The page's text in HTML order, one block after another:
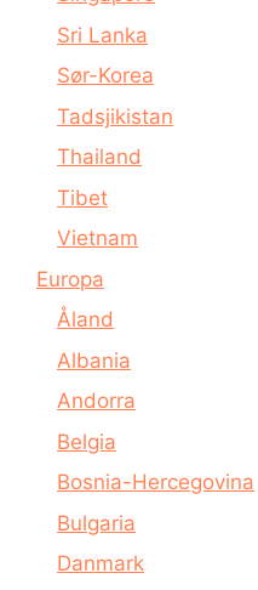
Sri Lanka
Sør-Korea
Tadsjikistan
Thailand
Tibet
Vietnam
Europa
Åland
Albania
Andorra
Belgia
Bosnia-Hercegovina
Bulgaria
Danmark